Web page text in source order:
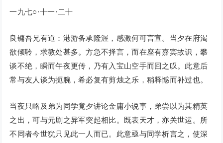
一九七○·十一·二十
良镛吾兄有道：港游备承隆渥，感激何可言宣。当夕在府渴
欲倾聆，求教处甚多。方急不择言，而在座有嘉宾故识，攀
谈不绝，瞬而午夜更传，乃有入宝山空手而回之叹。此意后
常与友人谈为扼腕，希必复有剪烛之乐，稍释憾而补过也。
当夜只略及弟为同学竟夕讲论金庸小说事，弟尝以为其精英
之出，可与元剧之异军突起相比。既表天才，亦关世运。所
不同者今世犹只见此一人而已。此意亟与同学析言之，使深